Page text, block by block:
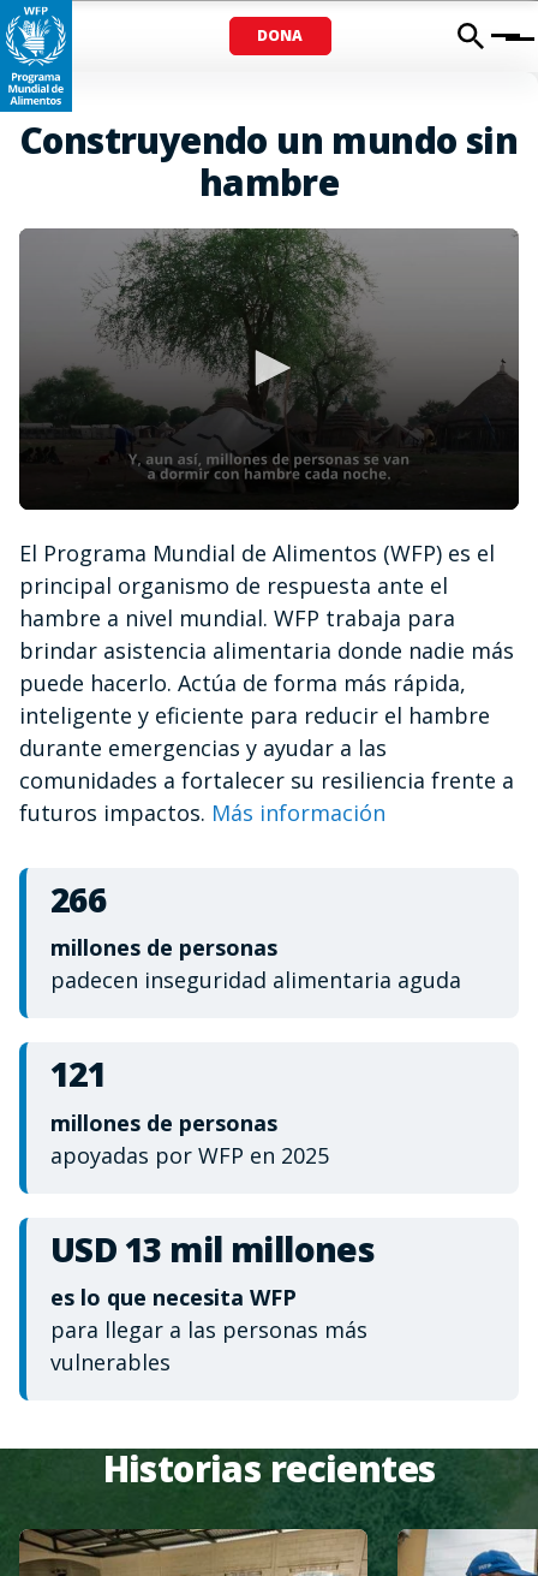
DONA Menu
Construyendo un mundo sin
hambre
of
minute,
12
seconds
El Programa Mundial de Alimentos (WFP) es el
principal organismo de respuesta ante el
hambre a nivel mundial. WFP trabaja para
brindar asistencia alimentaria donde nadie más
puede hacerlo. Actúa de forma más rápida,
inteligente y eficiente para reducir el hambre
durante emergencias y ayudar a las
comunidades a fortalecer su resiliencia frente a
futuros impactos. Más información
266
millones de personas
padecen inseguridad alimentaria aguda
121
millones de personas
apoyadas por WFP en 2025
USD 13 mil millones
es lo que necesita WFP
para llegar a las personas más
vulnerables
Historias recientes